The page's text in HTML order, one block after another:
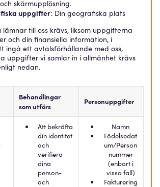
skärmupplösning.
uppgifter: Din geografiska plats
till oss krävs, liksom uppgifterna
och din finansiella information, i
ingå ett avtalsförhållande med oss,
uppgifter vi samlar in i allmänhet krävs
nedan.
Behandlingar
som utförs
Personuppgifter
Att bekräfta
din identitet
och
verifiera
dina
person-
och
Namn
Födelsedat
um/Person
nummer
(enbart i
vissa fall)
Fakturering